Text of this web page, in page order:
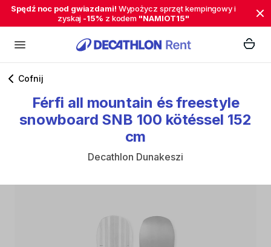
Spędź noc pod gwiazdami! Wypożycz sprzęt kempingowy i
zyskaj -15% z kodem "NAMIOT15"
Cofnij
Férfi all mountain és freestyle
snowboard SNB 100 kötéssel 152
cm
Decathlon Dunakeszi